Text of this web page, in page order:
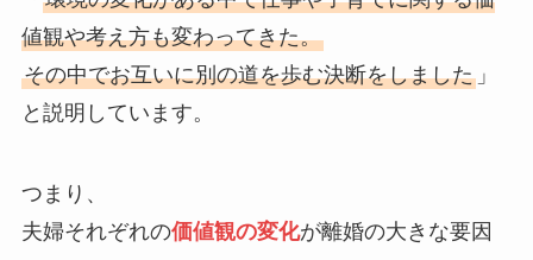
値観や考え方も変わってきた。
その中でお互いに別の道を歩む決断をしました」
と説明しています。
つまり、
夫婦それぞれの価値観の変化が離婚の大きな要因